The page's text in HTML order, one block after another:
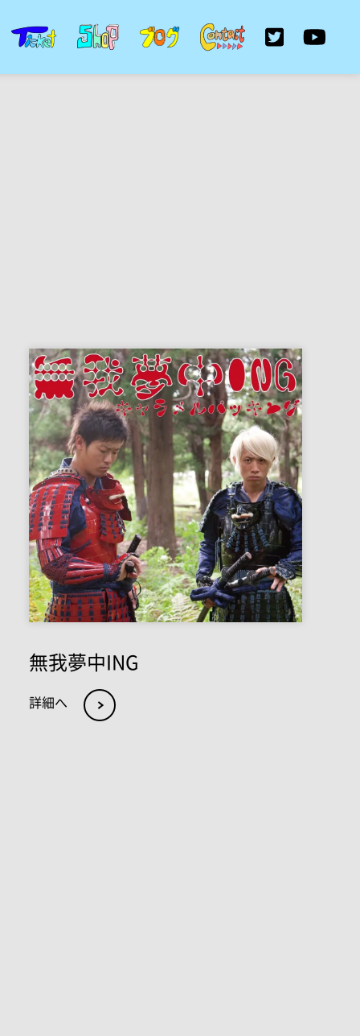
無我夢中ING
詳細へ